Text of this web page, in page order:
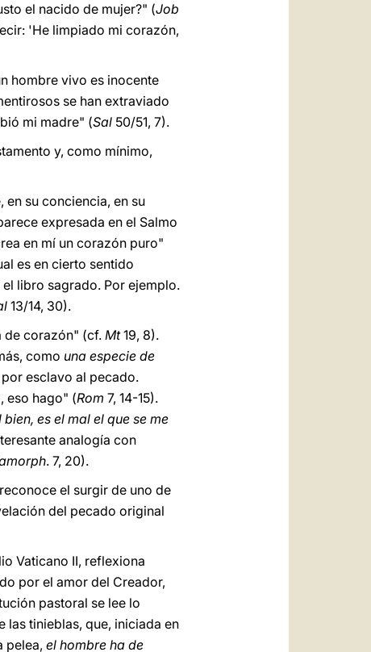
el nacido de mujer?" (Job
'He limpiado mi corazón,
hombre vivo es inocente
se han extraviado
mi madre" (Sal 50/51, 7).
y, como mínimo,
en su conciencia, en su
expresada en el Salmo
en mí un corazón puro"
es en cierto sentido
libro sagrado. Por ejemplo.
13/14, 30).
de corazón" (cf. Mt19, 8).
como una especie de
esclavo al pecado.
eso hago" (Rom 7, 14-15).
es el mal el que se me
analogía con
. 7, 20).
el surgir de uno de
del pecado original
Vaticano II, reflexiona
por el amor del Creador,
pastoral se lee lo
las tinieblas, que, iniciada en
pelea, el hombre ha de